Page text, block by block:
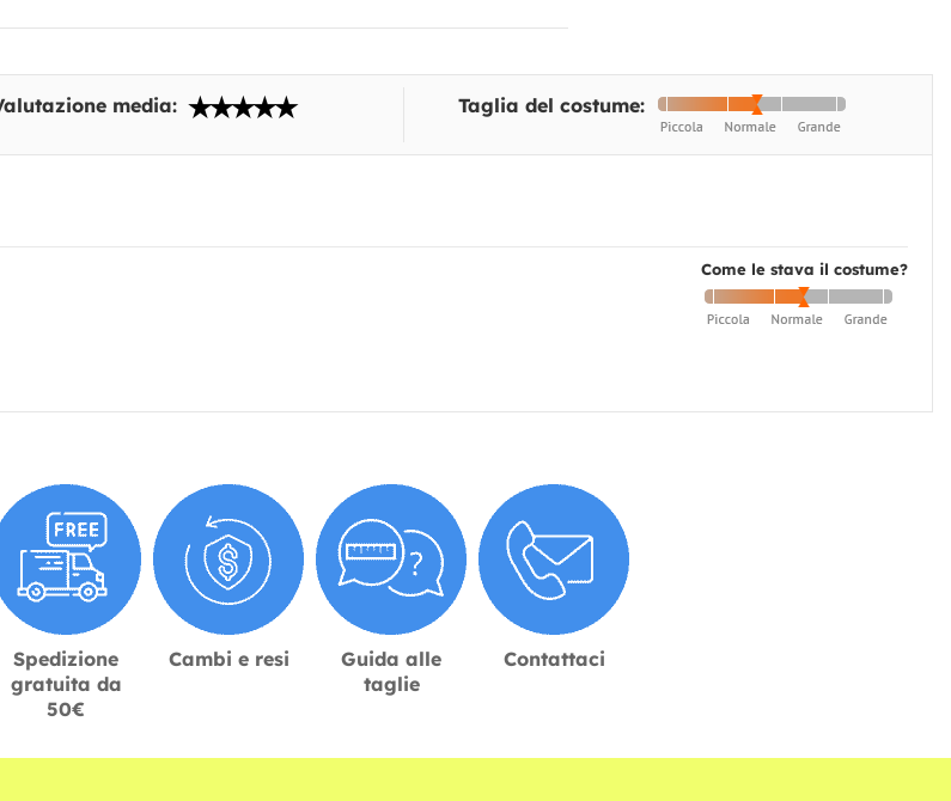
media: Taglia del costume:
Come le stava il costume?
Spedizione
gratuita da
50€
Cambi e resi
Guida alle
taglie
Contattaci